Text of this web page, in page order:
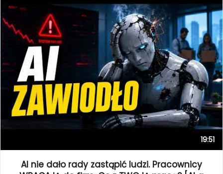
19:51
AI nie dało rady zastąpić ludzi. Pracownicy